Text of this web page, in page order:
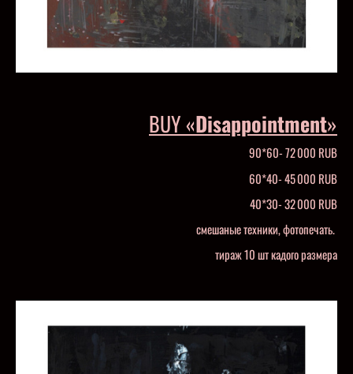
BUY «Disappointment»
90*60- 72 000 RUB
60*40- 45 000 RUB
40*30- 32 000 RUB
смешаные техники, фотопечать.
тираж 10 шт кадого размера